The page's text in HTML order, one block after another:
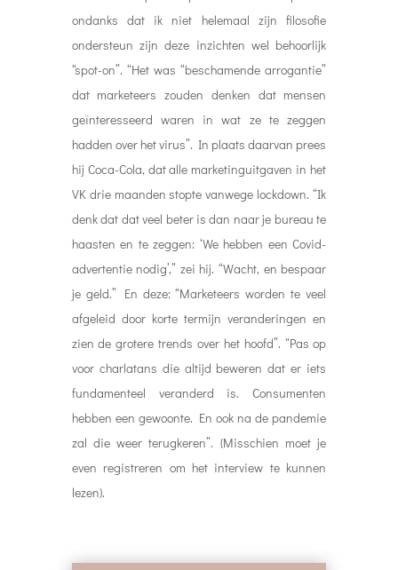
ondanks dat ik niet helemaal zijn filosofie
ondersteun zijn deze inzichten wel behoorlijk
“spot-on”. “Het was “beschamende arrogantie”
dat marketeers zouden denken dat mensen
geïnteresseerd waren in wat ze te zeggen
hadden over het virus”. In plaats daarvan prees
hij Coca-Cola, dat alle marketinguitgaven in het
VK drie maanden stopte vanwege lockdown. “Ik
denk dat dat veel beter is dan naar je bureau te
haasten en te zeggen: ‘We hebben een Covid-
advertentie nodig’,” zei hij. “Wacht, en bespaar
je geld.” En deze: “Marketeers worden te veel
afgeleid door korte termijn veranderingen en
zien de grotere trends over het hoofd”. “Pas op
voor charlatans die altijd beweren dat er iets
fundamenteel veranderd is. Consumenten
hebben een gewoonte. En ook na de pandemie
zal die weer terugkeren”. (Misschien moet je
even registreren om het interview te kunnen
lezen).